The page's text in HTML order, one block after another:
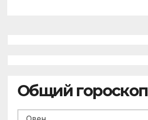
Общий гороскоп